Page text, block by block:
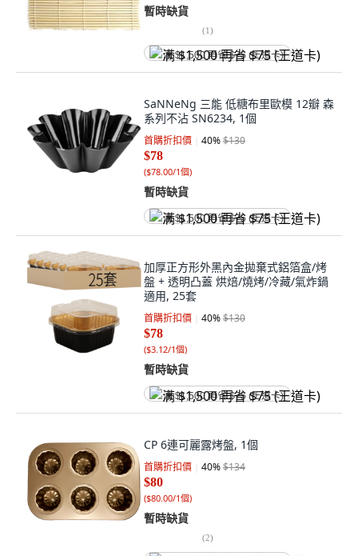
暫時缺貨
(1)
满 $1,500 再省 $75 (王道卡)
SaNNeNg 三能 低糖布里歐模 12瓣 森
系列不沾 SN6234, 1個
首購折扣價 40%$130
$78
($78.00/1個)
暫時缺貨
满 $1,500 再省 $75 (王道卡)
加厚正方形外黑內金拋棄式鋁箔盒/烤
盤 + 透明凸蓋 烘焙/燒烤/冷藏/氣炸鍋
適用, 25套
首購折扣價 40%$130
$78
($3.12/1個)
暫時缺貨
满 $1,500 再省 $75 (王道卡)
CP 6連可麗露烤盤, 1個
首購折扣價 40%$134
$80
($80.00/1個)
暫時缺貨
(2)